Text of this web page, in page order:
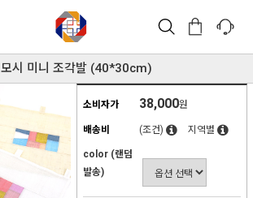
모시 미니 조각발 (40*30cm)
소비자가 38,000원
배송비 (조건) 지역별
color (랜덤
발송)